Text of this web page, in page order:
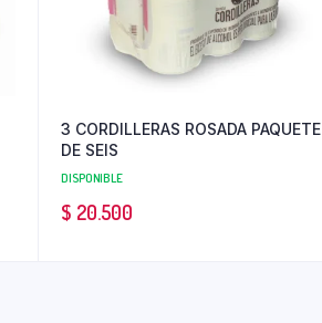
3 CORDILLERAS ROSADA PAQUETE
DE SEIS
DISPONIBLE
$ 20.500